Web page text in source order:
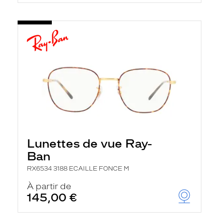
Lunettes de vue Ray-
Ban
RX6534 3188 ECAILLE FONCE M
À partir de
145,00 €